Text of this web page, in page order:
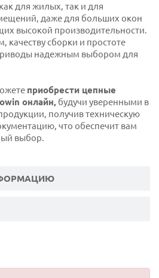
для жилых, так и для
даже для больших окон
высокой производительности.
качеству сборки и простоте
надежным выбором для
приобрести цепные
онлайн, будучи уверенными в
получив техническую
что обеспечит вам
выбор.